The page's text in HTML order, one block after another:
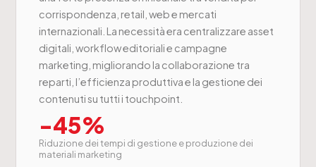
corrispondenza, retail, web e mercati
internazionali. La necessità era centralizzare asset
digitali, workflow editoriali e campagne
marketing, migliorando la collaborazione tra
reparti, l’efficienza produttiva e la gestione dei
contenuti su tutti i touchpoint.
-45%
Riduzione dei tempi di gestione e produzione dei
materiali marketing